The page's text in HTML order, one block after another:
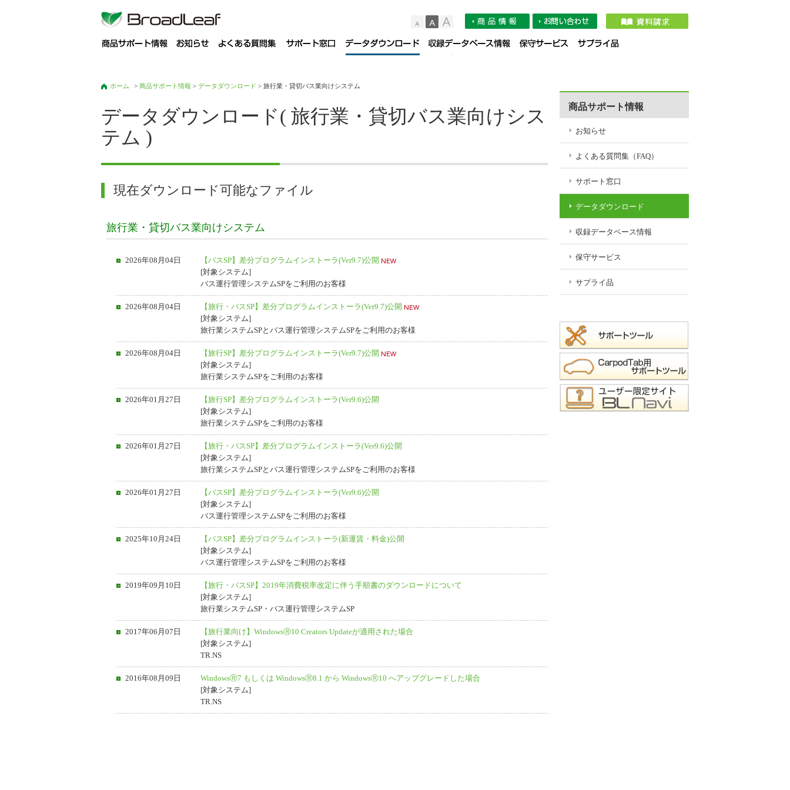
小 大
よくある質問集（FAQ）
サポート窓口
ホーム > 商品サポート情報 > データダウンロード > 旅行業・貸切バス業向けシステム
データダウンロード( 旅行業・貸切バス業向けシス
テム )
現在ダウンロード可能なファイル
旅行業・貸切バス業向けシステム
2026年08月04日
【バスSP】差分プログラムインストーラ(Ver9.7)公開
[対象システム]
バス運行管理システムSPをご利用のお客様
2026年08月04日
【旅行・バスSP】差分プログラムインストーラ(Ver9.7)公開
[対象システム]
旅行業システムSPとバス運行管理システムSPをご利用のお客様
2026年08月04日
【旅行SP】差分プログラムインストーラ(Ver9.7)公開
[対象システム]
旅行業システムSPをご利用のお客様
2026年01月27日
【旅行SP】差分プログラムインストーラ(Ver9.6)公開
[対象システム]
旅行業システムSPをご利用のお客様
2026年01月27日
【旅行・バスSP】差分プログラムインストーラ(Ver9.6)公開
[対象システム]
旅行業システムSPとバス運行管理システムSPをご利用のお客様
2026年01月27日
【バスSP】差分プログラムインストーラ(Ver9.6)公開
[対象システム]
バス運行管理システムSPをご利用のお客様
2025年10月24日
【バスSP】差分プログラムインストーラ(新運賃・料金)公開
[対象システム]
バス運行管理システムSPをご利用のお客様
2019年09月10日
【旅行・バスSP】2019年消費税率改定に伴う手順書のダウンロードについて
[対象システム]
旅行業システムSP・バス運行管理システムSP
2017年06月07日
【旅行業向け】WindowsⓇ10 Creators Updateが適用された場合
[対象システム]
TR.NS
2016年08月09日
WindowsⓇ7 もしくは WindowsⓇ8.1 から WindowsⓇ10 へアップグレードした場合
[対象システム]
TR.NS
商品サポート情報
お知らせ
よくある質問集（FAQ）
サポート窓口
データダウンロード
収録データベース情報
保守サービス
サプライ品